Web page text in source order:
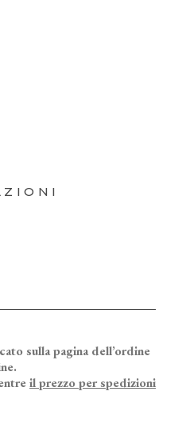
sulla pagina dell’ordine
il prezzo per spedizioni